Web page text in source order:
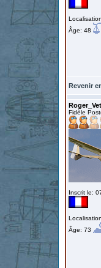
Âge: 48
Revenir
Fidèle
Inscrit le:
Âge: 73